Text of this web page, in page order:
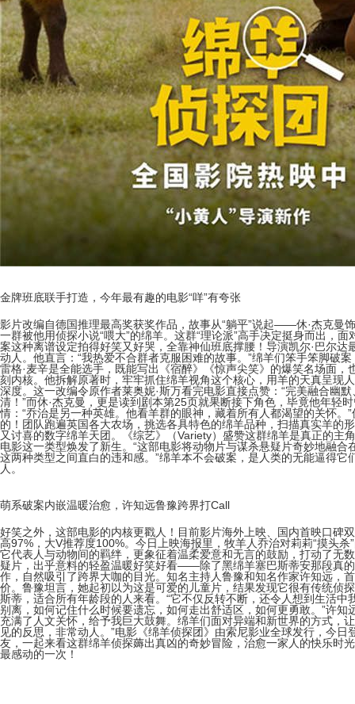
金牌班底联手打造，今年最有趣的电影“咩”有夸张
影片改编自德国推理最高奖获奖作品，故事从“躺平”说起——休·杰克曼
一群被他用侦探小说“喂大”的绵羊。这群“理论派”高手决定挺身而出，
案这种离谱设定拍得好笑又好哭，全靠神仙班底撑腰！导演凯尔·巴尔
动人。他直言：“我热爱不合群者克服困难的故事。”绵羊们笨手笨脚破
雷格·麦辛是全能选手，既能写出《宿醉》《惊声尖笑》的爆笑名场面
刻内核。他拆解原著时，牢牢抓住绵羊视角这个核心，用羊的天真呈现
深度。这一改编令原作者莱奥妮·斯万看完电影直接点赞：“完美融合幽
清！”而休·杰克曼，更是读到剧本第25页就果断接下角色，毕竟他年轻
情：“乔治是另一种英雄。他看羊群的眼神，藏着所有人都渴望的关怀。
的！团队跑遍英国各大农场，挑选各具特色的绵羊品种，扫描真实羊的
又讨喜的数字绵羊天团。《综艺》（Variety）盛赞这群绵羊是真正的主
电影这一类型焕发了新生。“这部电影将动物片与谋杀悬疑片奇妙地融
这两种类型之间直白的违和感。”绵羊本不会破案，是人类的无能逼得
人。
萌系破案内嵌温暖治愈，许知远鲁豫跨界打Call
好笑之外，这部电影的内核更戳人！目前影片海外上映、国内首映口碑
高97%，大V推荐度100%。今日上映海报里，牧羊人乔治对莉莉“摸头
它代表人与动物间的羁绊，更象征着温柔爱意和无言的鼓励，打动了无
疑片，出乎意料的轻盈温暖好笑好看——除了黑绵羊塞巴斯蒂安那段真
作，自然吸引了跨界大咖的目光。知名主持人鲁豫和知名作家许知远，
价。鲁豫坦言，她起初以为这是可爱的儿童片，结果发现它很有传统侦
斯蒂，适合所有年龄段的人来看。“它不仅反转不断，还令人想到生活
别离，如何记住什么时候要遗忘，如何走出舒适区，如何更勇敢。”许知
充满了人文关怀，给予我巨大鼓舞。绵羊们面对异端和新世界的方式，
见的反思，非常动人。”电影《绵羊侦探团》由索尼影业全球发行，今
友，一起来看这群绵羊侦探薅出真凶的奇妙冒险，治愈一家人的快乐时
最感动的一次！